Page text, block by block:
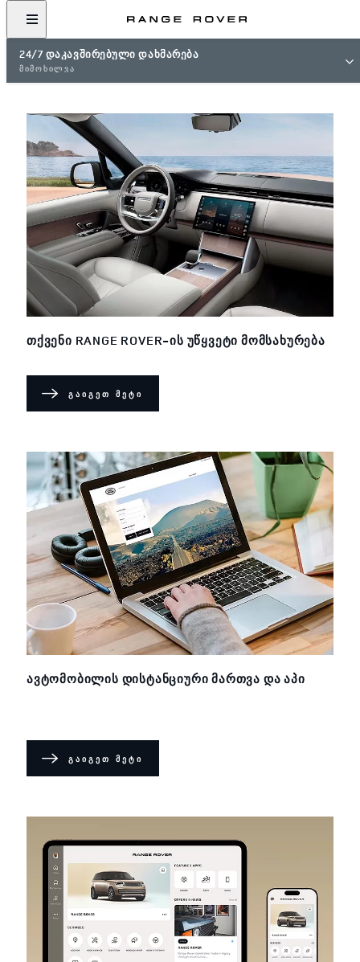
24/7 ᲓᲐᲙᲐᲕᲨᲘᲠᲔᲑᲣᲚᲘ ᲓᲐᲮᲛᲐᲠᲔᲑᲐ
ᲛᲘᲛᲝᲮᲘᲚᲕᲐ
ᲗᲥᲕᲔᲜᲘ RANGE ROVER-ᲘᲡ ᲣᲬᲧᲕᲔᲢᲘ ᲛᲝᲛᲡᲐᲮᲣᲠᲔᲑᲐ
ᲒᲐᲘᲒᲔᲗ ᲛᲔᲢᲘ
ᲐᲕᲢᲝᲛᲝᲑᲘᲚᲘᲡ ᲓᲘᲡᲢᲐᲜᲪᲘᲣᲠᲘ ᲛᲐᲠᲗᲕᲐ ᲓᲐ ᲐᲞᲘ
ᲒᲐᲘᲒᲔᲗ ᲛᲔᲢᲘ